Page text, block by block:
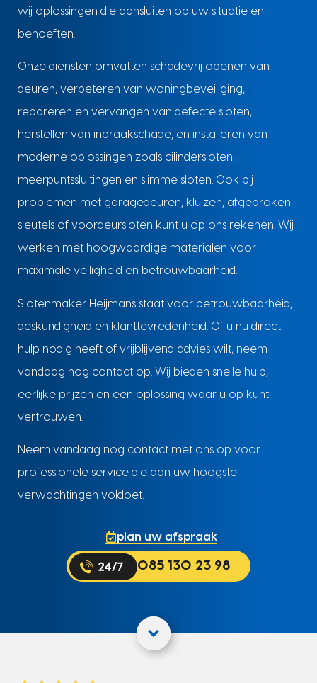
wij oplossingen die aansluiten op uw situatie en
behoeften.
Onze diensten omvatten schadevrij openen van
deuren, verbeteren van woningbeveiliging,
repareren en vervangen van defecte sloten,
herstellen van inbraakschade, en installeren van
moderne oplossingen zoals cilindersloten,
meerpuntssluitingen en slimme sloten. Ook bij
problemen met garagedeuren, kluizen, afgebroken
sleutels of voordeursloten kunt u op ons rekenen. Wij
werken met hoogwaardige materialen voor
maximale veiligheid en betrouwbaarheid.
Slotenmaker Heijmans staat voor betrouwbaarheid,
deskundigheid en klanttevredenheid. Of u nu direct
hulp nodig heeft of vrijblijvend advies wilt, neem
vandaag nog contact op. Wij bieden snelle hulp,
eerlijke prijzen en een oplossing waar u op kunt
vertrouwen.
Neem vandaag nog contact met ons op voor
professionele service die aan uw hoogste
verwachtingen voldoet.
plan uw afspraak
085 130 23 98